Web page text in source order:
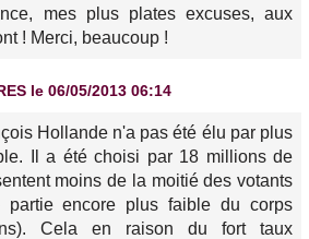
mes plus plates excuses, aux
! Merci, beaucoup !
le 06/05/2013 06:14
Hollande n'a pas été élu par plus
Il a été choisi par 18 millions de
moins de la moitié des votants
encore plus faible du corps
Cela en raison du fort taux